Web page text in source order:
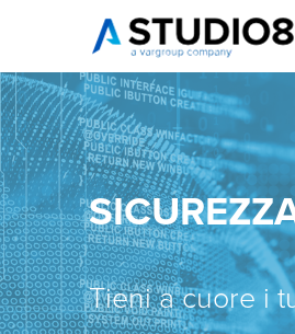
Tieni a cuore i